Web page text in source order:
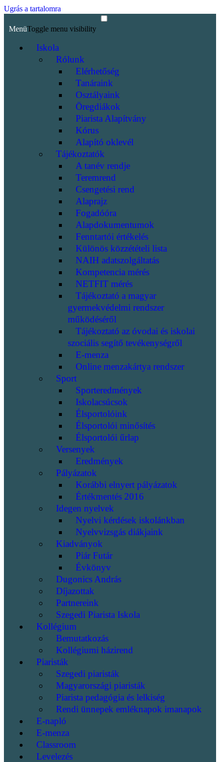
Ugrás a tartalomra
MenüToggle menu visibility
Iskola
Rólunk
Elérhetőség
Tanáraink
Osztályaink
Öregdiákok
Piarista Alapítvány
Kórus
Alapító oklevél
Tájékoztatók
A tanév rendje
Teremrend
Csengetési rend
Alaprajz
Fogadóóra
Alapdokumentumok
Fenntartói értékelés
Különös közzétételi lista
NAIH adatszolgáltatás
Kompetencia mérés
NETFIT mérés
Tájékoztató a magyar
gyermekvédelmi rendszer
működéséről
Tájékoztató az óvodai és iskolai
szociális segítő tevékenységről
E-menza
Online menzakártya rendszer
Sport
Sporteredmények
Iskolacsúcsok
Élsportolóink
Élsportolói minősítés
Élsportolói űrlap
Versenyek
Eredmények
Pályázatok
Korábbi elnyert pályázatok
Értékmentés 2016
Idegen nyelvek
Nyelvi kérdések iskolánkban
Nyelvvizsgás diákjaink
Kiadványok
Piár Futár
Évkönyv
Dugonics András
Díjazottak
Partnereink
Szegedi Piarista Iskola
Kollégium
Bemutatkozás
Kollégiumi házirend
Piaristák
Szegedi piaristák
Magyarországi piaristák
Piarista pedagógia és lelkiség
Rendi ünnepek emléknapok imanapok
E-napló
E-menza
Classroom
Levelezés